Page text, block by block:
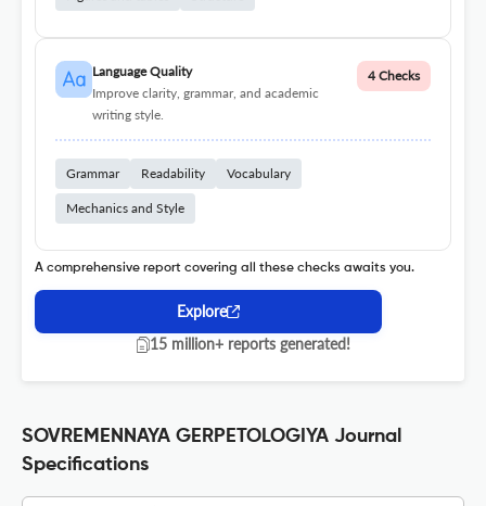
Language Quality
Improve clarity, grammar, and academic
writing style.
4 Checks
Grammar Readability Vocabulary
Mechanics and Style
A comprehensive report covering all these checks awaits you.
Explore
15 million+ reports generated!
SOVREMENNAYA GERPETOLOGIYA Journal
Specifications